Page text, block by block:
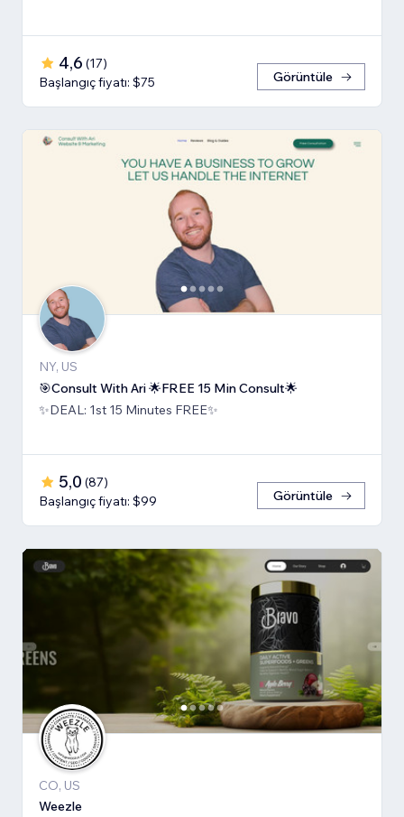
4,6 (17)
Başlangıç fiyatı: $75
Görüntüle
NY, US
🎯Consult With Ari 🌟FREE 15 Min Consult🌟
✨DEAL: 1st 15 Minutes FREE✨
5,0 (87)
Başlangıç fiyatı: $99
Görüntüle
CO, US
Weezle